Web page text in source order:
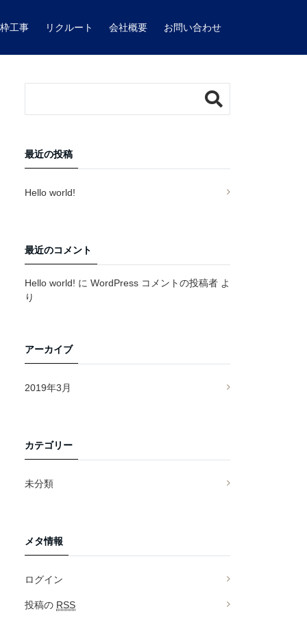
工事 リクルート 会社概要 お問い合わせ
最近の投稿
Hello world!
最近のコメント
Hello world! に WordPress コメントの投稿者 よ
り
アーカイブ
2019年3月
カテゴリー
未分類
メタ情報
ログイン
投稿の RSS